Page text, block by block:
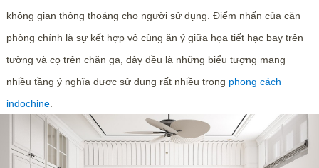
không gian thông thoáng cho người sử dụng. Điểm nhấn của căn
phòng chính là sự kết hợp vô cùng ăn ý giữa họa tiết hạc bay trên
tường và cọ trên chăn ga, đây đều là những biểu tượng mang
nhiều tầng ý nghĩa được sử dụng rất nhiều trong phong cách
indochine.